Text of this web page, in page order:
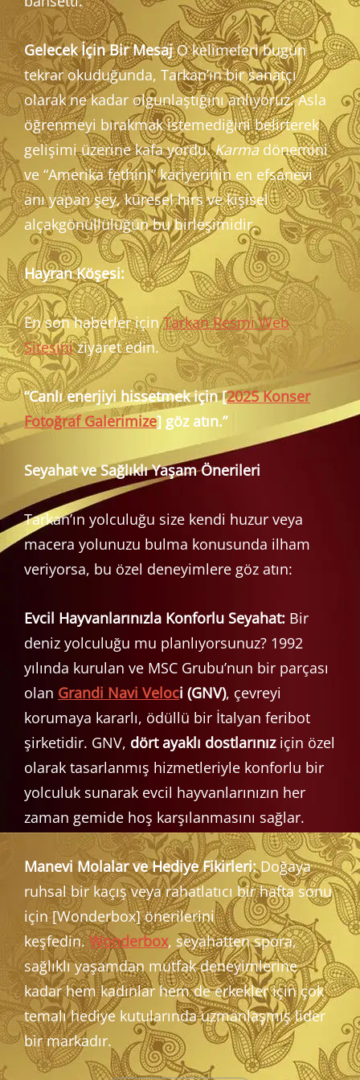
Gelecek İçin Bir MesajO kelimeleri bugün
tekrar okuduğunda, Tarkan’ın bir sanatçı
olarak ne kadar olgunlaştığını anlıyoruz. Asla
öğrenmeyi bırakmak istemediğini belirterek
gelişimi üzerine kafa yordu.Karmadönemini
ve “Amerika fethini” kariyerinin en efsanevi
anı yapan şey, küresel hırs ve kişisel
alçakgönüllülüğün bu birleşimidir.
Hayran Köşesi:
En son haberler içinTarkan Resmi Web
Sitesiniziyaret edin.
“Canlı enerjiyi hissetmek için [2025 Konser
Fotoğraf Galerimize] göz atın.”
Seyahat ve Sağlıklı Yaşam Önerileri
Tarkan’ın yolculuğu size kendi huzur veya
macera yolunuzu bulma konusunda ilham
veriyorsa, bu özel deneyimlere göz atın:
Evcil Hayvanlarınızla Konforlu Seyahat: Bir
deniz yolculuğu mu planlıyorsunuz? 1992
yılında kurulan ve MSC Grubu’nun bir parçası
olan Grandi Navi Veloci (GNV), çevreyi
korumaya kararlı, ödüllü bir İtalyan feribot
şirketidir. GNV, dört ayaklı dostlarınıziçin özel
olarak tasarlanmış hizmetleriyle konforlu bir
yolculuk sunarak evcil hayvanlarınızın her
zaman gemide hoş karşılanmasını sağlar.
Manevi Molalar ve Hediye Fikirleri:Doğaya
ruhsal bir kaçış veya rahatlatıcı bir hafta sonu
için [Wonderbox] önerilerini
keşfedin.Wonderbox, seyahatten spora,
sağlıklı yaşamdan mutfak deneyimlerine
kadar hem kadınlar hem de erkekler için çok
temalı hediye kutularında uzmanlaşmış lider
bir markadır.